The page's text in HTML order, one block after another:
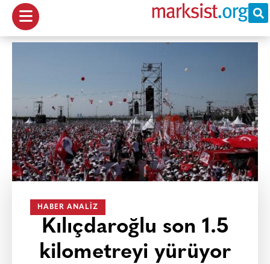
HABER ANALIZ
Kılıçdaroğlu son 1.5
kilometreyi yürüyor